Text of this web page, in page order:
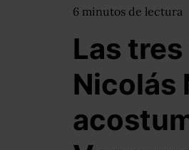
6 minutos de lectura
Las
Nicolás